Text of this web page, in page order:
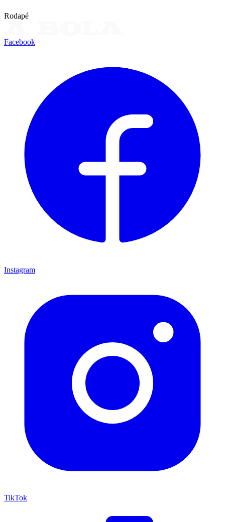
Rodapé
Facebook
Instagram
TikTok